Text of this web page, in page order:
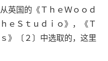
国的《ＴｈｅＷｏｏｄ
ｅＳｔｕｄｉｏ》，《Ｔ
》〔２〕中选取的，这里